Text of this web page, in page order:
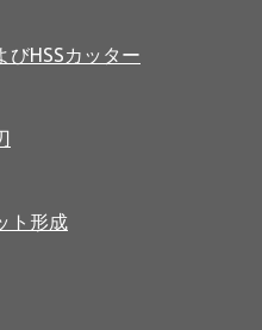
びHSSカッター
ト形成